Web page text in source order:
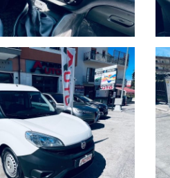
Queste informazioni non saranno